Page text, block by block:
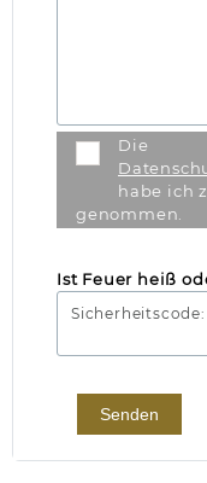
Die
habe ich
genommen.
Sicherheitscode:
Ist Feuer heiß
Senden